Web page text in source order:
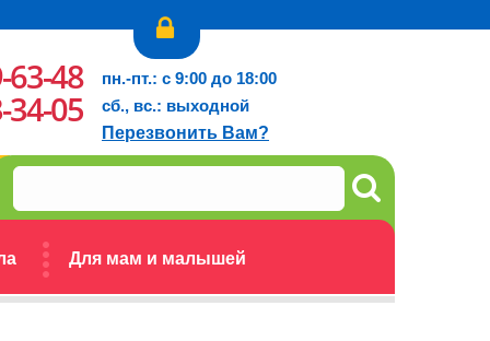
Для мам и малышей
63-48
34-05
пн.-пт.: с 9:00 до 18:00
сб., вс.: выходной
Перезвонить Вам?